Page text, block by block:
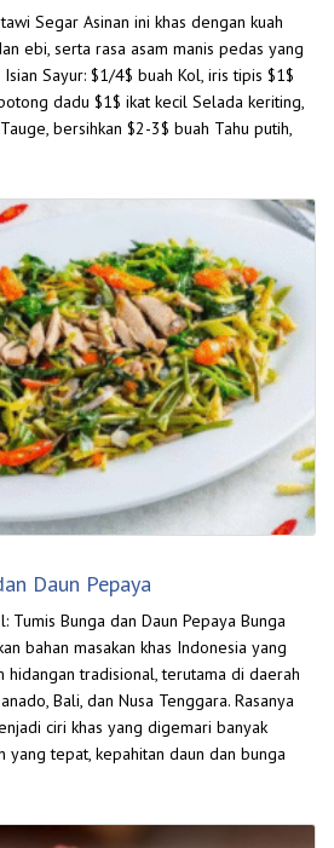
Segar Asinan ini khas dengan kuah
ebi, serta rasa asam manis pedas yang
Sayur: $1/4$ buah Kol, iris tipis $1$
dadu $1$ ikat kecil Selada keriting,
bersihkan $2-3$ buah Tahu putih,
Daun Pepaya
Tumis Bunga dan Daun Pepaya Bunga
bahan masakan khas Indonesia yang
hidangan tradisional, terutama di daerah
Bali, dan Nusa Tenggara. Rasanya
ciri khas yang digemari banyak
yang tepat, kepahitan daun dan bunga